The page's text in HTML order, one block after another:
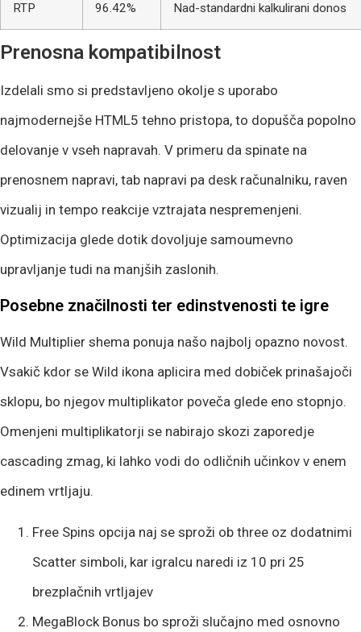
RTP 96.42% Nad-standardni kalkulirani donos
Prenosna kompatibilnost
Izdelali smo si predstavljeno okolje s uporabo
najmodernejše HTML5 tehno pristopa, to dopušča popolno
delovanje v vseh napravah. V primeru da spinate na
prenosnem napravi, tab napravi pa desk računalniku, raven
vizualij in tempo reakcije vztrajata nespremenjeni.
Optimizacija glede dotik dovoljuje samoumevno
upravljanje tudi na manjših zaslonih.
Posebne značilnosti ter edinstvenosti te igre
Wild Multiplier shema ponuja našo najbolj opazno novost.
Vsakič kdor se Wild ikona aplicira med dobiček prinašajoči
sklopu, bo njegov multiplikator poveča glede eno stopnjo.
Omenjeni multiplikatorji se nabirajo skozi zaporedje
cascading zmag, ki lahko vodi do odličnih učinkov v enem
edinem vrtljaju.
Free Spins opcija naj se sproži ob three oz dodatnimi
Scatter simboli, kar igralcu naredi iz 10 pri 25
brezplačnih vrtljajev
MegaBlock Bonus bo sproži slučajno med osnovno